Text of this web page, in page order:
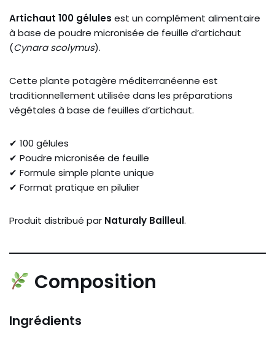
Artichaut 100 gélules est un complément alimentaire
à base de poudre micronisée de feuille d’artichaut
(Cynara scolymus).
Cette plante potagère méditerranéenne est
traditionnellement utilisée dans les préparations
végétales à base de feuilles d’artichaut.
✔ 100 gélules
✔ Poudre micronisée de feuille
✔ Formule simple plante unique
✔ Format pratique en pilulier
Produit distribué par Naturaly Bailleul.
Composition
Ingrédients